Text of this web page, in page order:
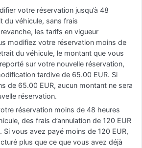
votre réservation jusqu’à 48
du véhicule, sans frais
les tarifs en vigueur
modifiez votre réservation moins de
du véhicule, le montant que vous
sur votre nouvelle réservation,
tardive de 65.00 EUR. Si
de 65.00 EUR, aucun montant ne sera
réservation.
réservation moins de 48 heures
des frais d’annulation de 120 EUR
vous avez payé moins de 120 EUR,
plus que ce que vous avez déjà